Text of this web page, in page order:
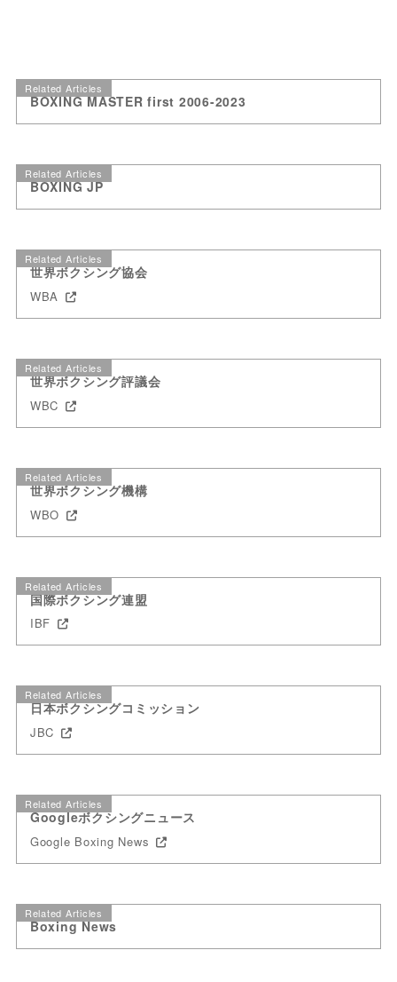
Related Articles
BOXING MASTER first 2006-2023
Related Articles
BOXING JP
Related Articles
世界ボクシング協会
WBA
Related Articles
世界ボクシング評議会
WBC
Related Articles
世界ボクシング機構
WBO
Related Articles
国際ボクシング連盟
IBF
Related Articles
日本ボクシングコミッション
JBC
Related Articles
Googleボクシングニュース
Google Boxing News
Related Articles
Boxing News